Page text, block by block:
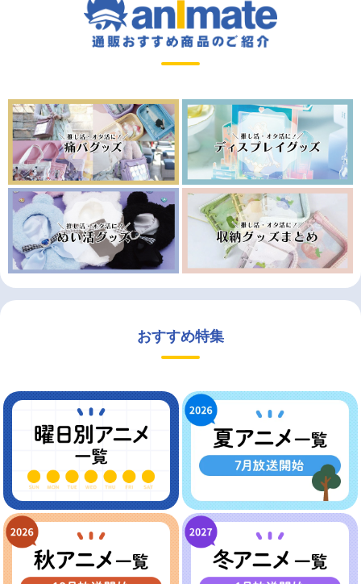
おすすめ特集